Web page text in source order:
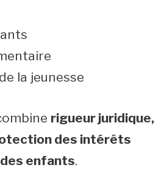
la jeunesse
rigueur juridique,
des intérêts
enfants.